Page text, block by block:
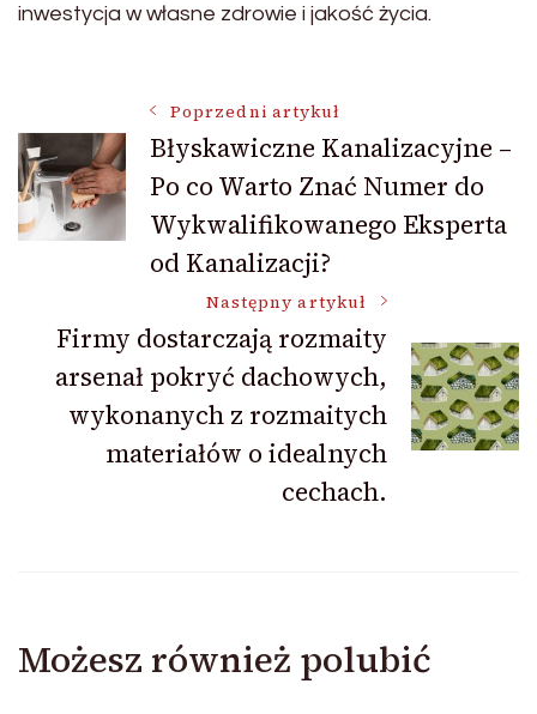
inwestycja w własne zdrowie i jakość życia.
Nawigacja
wpisu
Poprzedni artykuł
Błyskawiczne Kanalizacyjne –
Po co Warto Znać Numer do
Wykwalifikowanego Eksperta
od Kanalizacji?
Następny artykuł
Firmy dostarczają rozmaity
arsenał pokryć dachowych,
wykonanych z rozmaitych
materiałów o idealnych
cechach.
Możesz również polubić